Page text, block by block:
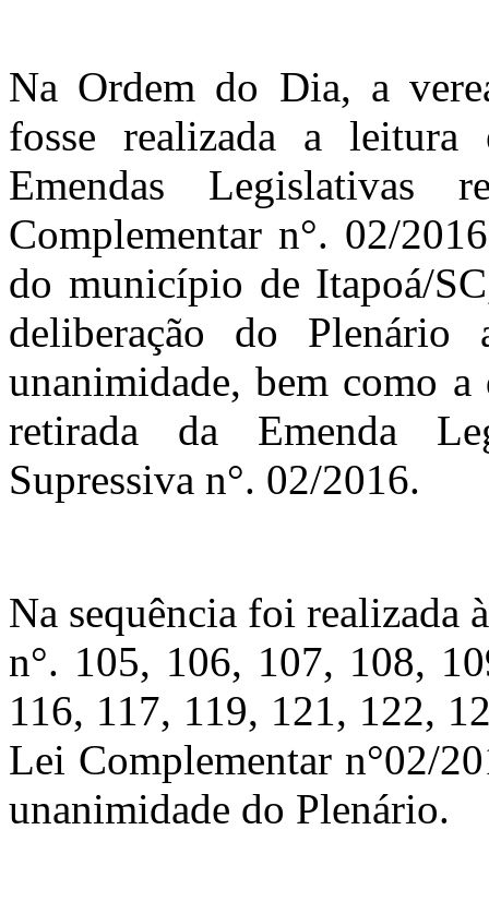
Na Ordem do Dia, a
fosse realizada a
Emendas Legislativas
Complementar n°. 02/
do município de Itapoá/
deliberação do
unanimidade, bem como
retirada da Emenda
Supressiva n°. 02/2016.
Na sequência foi realizada
n°. 105, 106, 107, 108,
116, 117, 119, 121, 122,
Lei Complementar n°02/
unanimidade do Plenário.